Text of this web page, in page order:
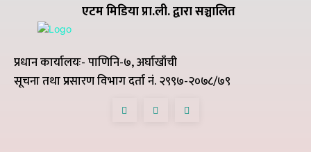
एटम मिडिया प्रा.ली. द्वारा सञ्चालित
प्रधान कार्यालयः- पाणिनि-७, अर्घाखाँची
सूचना तथा प्रसारण विभाग दर्ता नं. २९९७-२०७८/७९